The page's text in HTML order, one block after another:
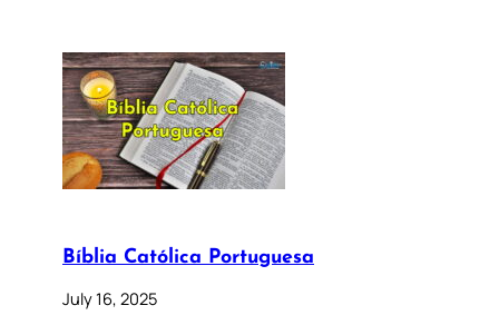
Bíblia Católica Portuguesa
July 16, 2025